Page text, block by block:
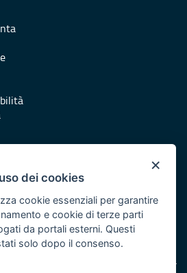
Puglia
risorse del POR Puglia 2014/2020 -
×
dei cookies
cookie essenziali per garantire
e cookie di terze parti
da portali esterni. Questi
solo dopo il consenso.